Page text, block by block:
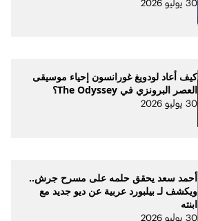
كيف أعاد لودويغ غورانسون إحياء موسيقى
العصر البرونزي في The Odyssey؟
30 يوليو 2026
أحمد سعد يحقق حلمه على مسرح جرش..
ويكشف لـ بيلبورد عربية عن ديو جديد مع
ابنته
30 يوليو 2026